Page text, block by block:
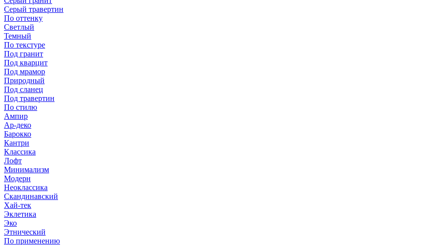
Серый травертин
По оттенку
Светлый
Темный
По текстуре
Под гранит
Под кварцит
Под мрамор
Природный
Под сланец
Под травертин
По стилю
Ампир
Ар-деко
Барокко
Кантри
Классика
Лофт
Минимализм
Модерн
Неоклассика
Скандинавский
Хай-тек
Эклетика
Эко
Этнический
По применению